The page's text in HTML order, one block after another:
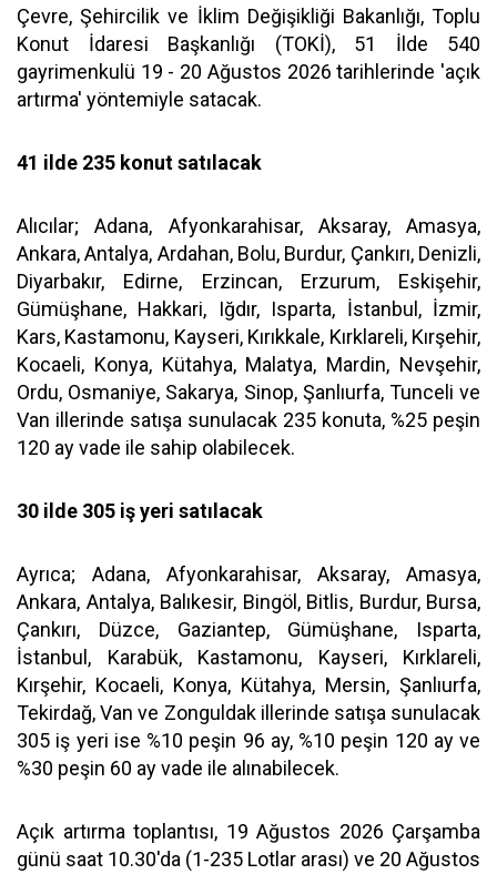
Çevre, Şehircilik ve İklim Değişikliği Bakanlığı, Toplu
Konut İdaresi Başkanlığı (TOKİ), 51 İlde 540
gayrimenkulü 19 - 20 Ağustos 2026 tarihlerinde 'açık
artırma' yöntemiyle satacak.
41 ilde 235 konut satılacak
Alıcılar; Adana, Afyonkarahisar, Aksaray, Amasya,
Ankara, Antalya, Ardahan, Bolu, Burdur, Çankırı, Denizli,
Diyarbakır, Edirne, Erzincan, Erzurum, Eskişehir,
Gümüşhane, Hakkari, Iğdır, Isparta, İstanbul, İzmir,
Kars, Kastamonu, Kayseri, Kırıkkale, Kırklareli, Kırşehir,
Kocaeli, Konya, Kütahya, Malatya, Mardin, Nevşehir,
Ordu, Osmaniye, Sakarya, Sinop, Şanlıurfa, Tunceli ve
Van illerinde satışa sunulacak 235 konuta, %25 peşin
120 ay vade ile sahip olabilecek.
30 ilde 305 iş yeri satılacak
Ayrıca; Adana, Afyonkarahisar, Aksaray, Amasya,
Ankara, Antalya, Balıkesir, Bingöl, Bitlis, Burdur, Bursa,
Çankırı, Düzce, Gaziantep, Gümüşhane, Isparta,
İstanbul, Karabük, Kastamonu, Kayseri, Kırklareli,
Kırşehir, Kocaeli, Konya, Kütahya, Mersin, Şanlıurfa,
Tekirdağ, Van ve Zonguldak illerinde satışa sunulacak
305 iş yeri ise %10 peşin 96 ay, %10 peşin 120 ay ve
%30 peşin 60 ay vade ile alınabilecek.
Açık artırma toplantısı, 19 Ağustos 2026 Çarşamba
günü saat 10.30'da (1-235 Lotlar arası) ve 20 Ağustos